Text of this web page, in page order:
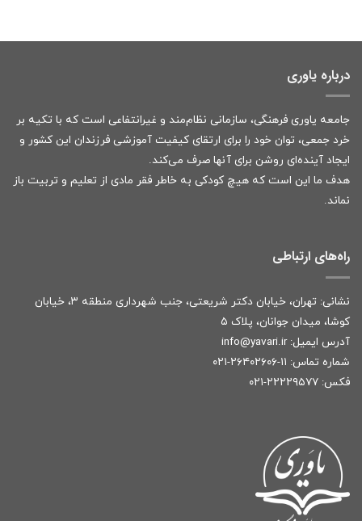
درباره یاوری
جامعه یاوری فرهنگی، سازمانی نظام‌مند و غیرانتفاعی است که با تکیه بر
خرد جمعی، توان خود را برای ارتقای کیفیت آموزشی فرزندان این کشور و
ایجاد آینده‌ای روشن برای آنها صرف می‌کند.
هدف ما این است که هیچ کودکی به خاطر فقر مادی از تعلیم و تربیت باز
نماند.
راه‌های ارتباطی
نشانی: تهران، خیابان دکتر شریعتی، جنب شهرداری منطقه ۳، خیابان
کوشا، میدان جوانان، پلاک ۵
آدرس ایمیل: info@yavari.ir
شماره تماس: ۱۱-۲۶۴۰۲۶۰۶-۰۲۱
فکس: ۲۲۲۲۹۵۷۷-۰۲۱